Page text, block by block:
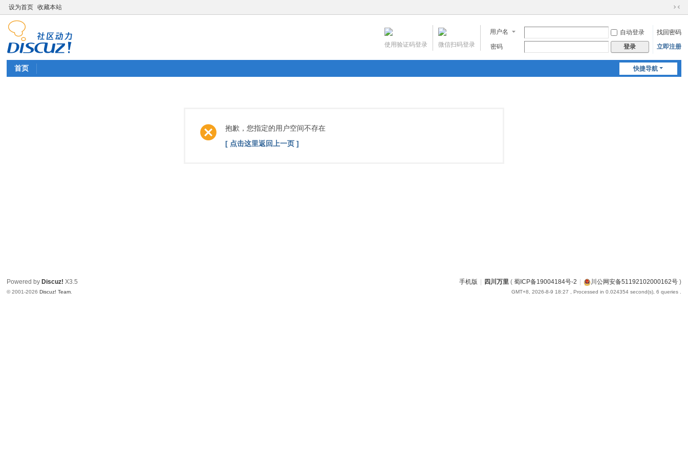
设为首页 收藏本站
切
到
窄
用户名 自动登录
找回密码
密码
登录 立即注册
微信扫码登录
使用验证码登录
快捷导航
首页
抱歉，您指定的用户空间不存在
[ 点击这里返回上一页 ]
手机版 四川万里( 蜀ICP备19004184号-2 川公网安备51192102000162号)
GMT+8, 2026-8-9 18:27 , Processed in 0.024354 second(s), 6 queries .
Powered by Discuz! X3.5
© 2001-2026Discuz! Team